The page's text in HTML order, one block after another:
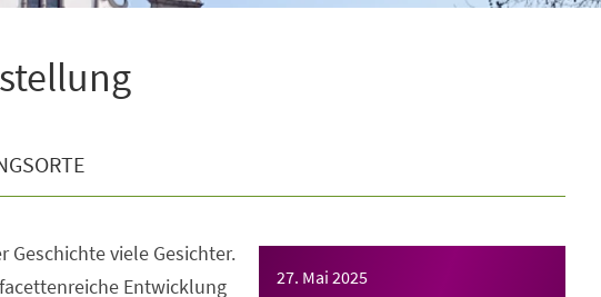
27. Mai 2025
Geschichte viele Gesichter.
Entwicklung